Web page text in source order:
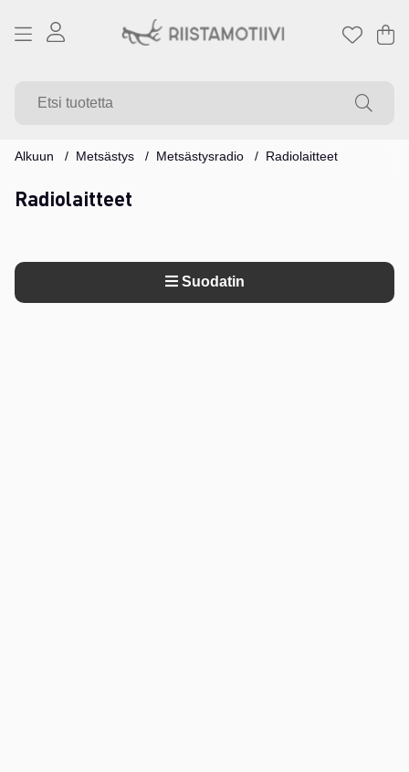
.
Alkuun Metsästys Metsästysradio Radiolaitteet
Radiolaitteet
Suodatin